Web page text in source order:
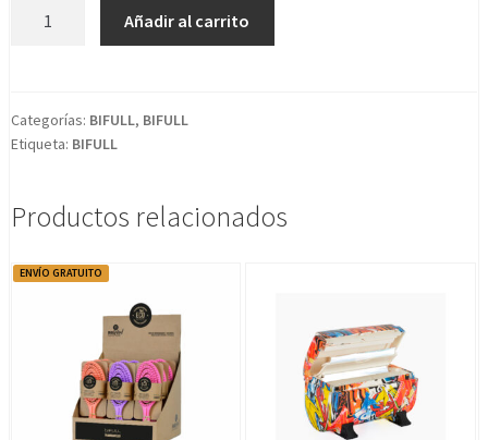
Top
Fashion
Añadir al carrito
Categorías: BIFULL, BIFULL
Etiqueta: BIFULL
Productos relacionados
ENVÍO GRATUITO